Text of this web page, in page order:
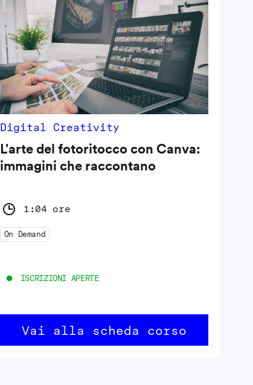
Digital Creativity
L'arte del fotoritocco con Canva:
immagini che raccontano
1:04 ore
On Demand
ISCRIZIONI APERTE
Vai alla scheda corso